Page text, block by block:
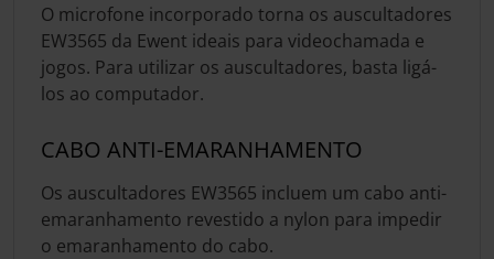
O microfone incorporado torna os auscultadores
EW3565 da Ewent ideais para videochamada e
jogos. Para utilizar os auscultadores, basta ligá-
los ao computador.
CABO ANTI-EMARANHAMENTO
Os auscultadores EW3565 incluem um cabo anti-
emaranhamento revestido a nylon para impedir
o emaranhamento do cabo.